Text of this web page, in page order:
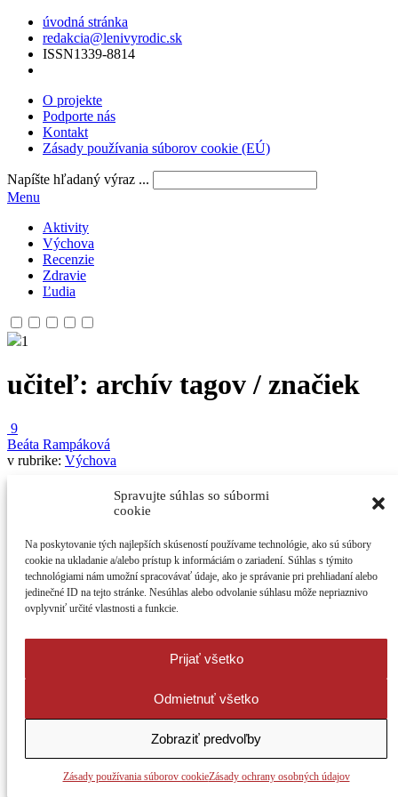
Spravujte súhlas so súbormi
cookie
Na poskytovanie tých najlepších skúseností používame technológie, ako sú súbory
cookie na ukladanie a/alebo prístup k informáciám o zariadení. Súhlas s týmito
technológiami nám umožní spracovávať údaje, ako je správanie pri prehliadaní alebo
jedinečné ID na tejto stránke. Nesúhlas alebo odvolanie súhlasu môže nepriaznivo
ovplyvniť určité vlastnosti a funkcie.
Prijať všetko
Odmietnuť všetko
Zobraziť predvoľby
Zásady používania súborov cookieZásady ochrany osobných údajov
úvodná stránka
redakcia@lenivyrodic.sk
ISSN1339-8814
O projekte
Podporte nás
Kontakt
Zásady používania súborov cookie (EÚ)
Napíšte hľadaný výraz ...
Menu
Aktivity
Výchova
Recenzie
Zdravie
Ľudia
1
učiteľ: archív tagov / značiek
9
Beáta Rampáková
v rubrike: Výchova
Kam kráčaš, učiteľ?
Hlavou mi víri veľa myšlienok nad budúcnosťou učiteľa, detí,
celého školského systému. Nedá ...
3